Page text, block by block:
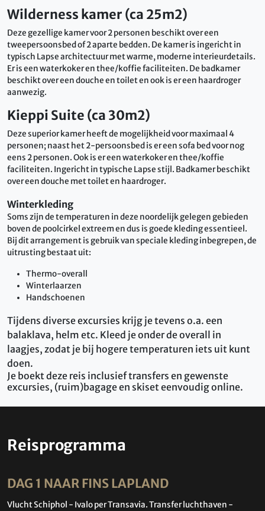
Wilderness kamer (ca 25m2)
Deze gezellige kamer voor 2 personen beschikt over een
tweepersoonsbed of 2 aparte bedden. De kamer is ingericht in
typisch Lapse architectuur met warme, moderne interieurdetails.
Er is een waterkoker en thee/koffie faciliteiten. De badkamer
beschikt over een douche en toilet en ook is er een haardroger
aanwezig.
Kieppi Suite (ca 30m2)
Deze superior kamer heeft de mogelijkheid voor maximaal 4
personen; naast het 2-persoonsbed is er een sofa bed voor nog
eens 2 personen. Ook is er een waterkoker en thee/koffie
faciliteiten. Ingericht in typische Lapse stijl. Badkamer beschikt
over een douche met toilet en haardroger.
Winterkleding
Soms zijn de temperaturen in deze noordelijk gelegen gebieden
boven de poolcirkel extreem en dus is goede kleding essentieel.
Bij dit arrangement is gebruik van speciale kleding inbegrepen, de
uitrusting bestaat uit:
Thermo-overall
Winterlaarzen
Handschoenen
Tijdens diverse excursies krijg je tevens o.a. een
balaklava, helm etc. Kleed je onder de overall in
laagjes, zodat je bij hogere temperaturen iets uit kunt
doen.
Je boekt deze reis inclusief transfers en gewenste
excursies, (ruim)bagage en skiset eenvoudig online.
Reisprogramma
DAG 1 NAAR FINS LAPLAND
Vlucht Schiphol - Ivalo per Transavia. Transfer luchthaven -